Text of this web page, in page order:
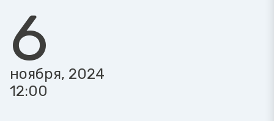
6
ноября, 2024
12:00